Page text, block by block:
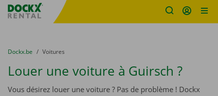
sitename
You are here:
du
Dockx.be to
Voitures
Louer une voiture à Guirsch ?
Vous désirez louer une voiture ? Pas de problème ! Dockx